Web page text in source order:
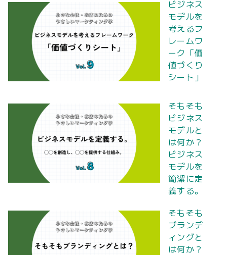
ビジネス
モデルを
考えるフ
レームワ
ーク「価
値づくり
シート」
そもそも
ビジネス
モデルと
は何か？
ビジネス
モデルを
簡潔に定
義する。
そもそも
ブランデ
ィングと
は何か？